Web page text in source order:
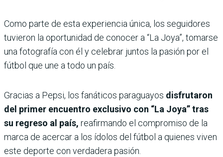
Como parte de esta experiencia única, los seguidores
tuvieron la oportunidad de conocer a “La Joya”, tomarse
una fotografía con él y celebrar juntos la pasión por el
fútbol que une a todo un país.
Gracias a Pepsi, los fanáticos paraguayos disfrutaron
del primer encuentro exclusivo con “La Joya” tras
su regreso al país, reafirmando el compromiso de la
marca de acercar a los ídolos del fútbol a quienes viven
este deporte con verdadera pasión.